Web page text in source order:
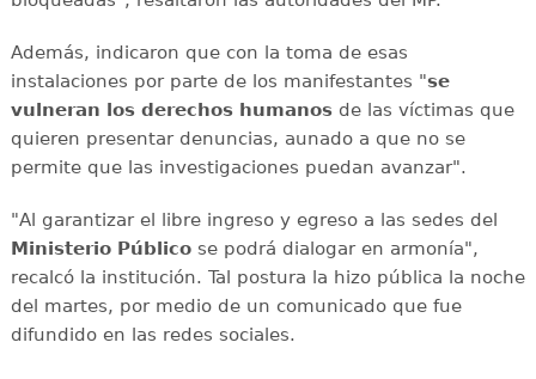
Además, indicaron que con la toma de esas
instalaciones por parte de los manifestantes "se
vulneran los derechos humanosde las víctimas que
quieren presentar denuncias, aunado a que no se
permite que las investigaciones puedan avanzar".
"Al garantizar el libre ingreso y egreso a las sedes del
Ministerio Públicose podrá dialogar en armonía",
recalcó la institución. Tal postura la hizo pública la noche
del martes, por medio de un comunicado que fue
difundido en las redes sociales.